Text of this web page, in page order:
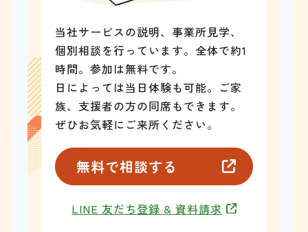
当社サービスの説明、事業所見学、
個別相談を行っています。全体で約1
時間。参加は無料です。
日によっては当日体験も可能。ご家
族、支援者の方の同席もできます。
ぜひお気軽にご来所ください。
無料で相談する
LINE 友だち登録 & 資料請求